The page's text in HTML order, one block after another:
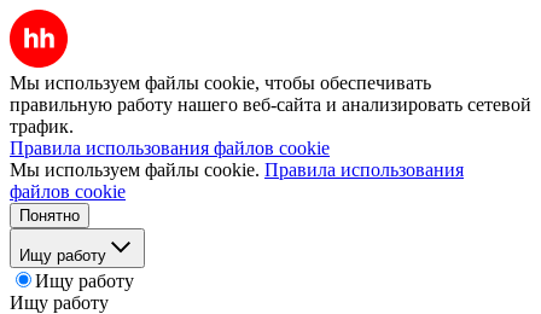
Мы используем файлы cookie, чтобы обеспечивать
правильную работу нашего веб-сайта и анализировать сетевой
трафик.
Правила использования файлов cookie
Мы используем файлы cookie. Правила использования
файлов cookie
Понятно
Ищу работу
Ищу работу
Ищу работу